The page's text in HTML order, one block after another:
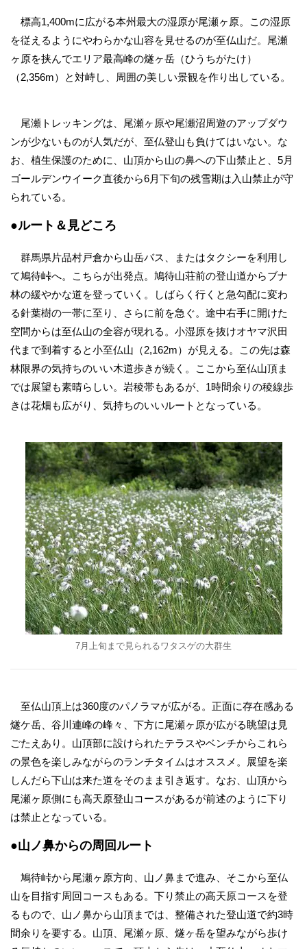
標高1,400mに広がる本州最大の湿原が尾瀬ヶ原。この湿原
を従えるようにやわらかな山容を見せるのが至仏山だ。尾瀬
ヶ原を挟んでエリア最高峰の燧ヶ岳（ひうちがたけ）
（2,356m）と対峙し、周囲の美しい景観を作り出している。
尾瀬トレッキングは、尾瀬ヶ原や尾瀬沼周遊のアップダウ
ンが少ないものが人気だが、至仏登山も負けてはいない。な
お、植生保護のために、山頂から山の鼻への下山禁止と、5月
ゴールデンウイーク直後から6月下旬の残雪期は入山禁止が守
られている。
●ルート＆見どころ
群馬県片品村戸倉から山岳バス、またはタクシーを利用し
て鳩待峠へ。こちらが出発点。鳩待山荘前の登山道からブナ
林の緩やかな道を登っていく。しばらく行くと急勾配に変わ
る針葉樹の一帯に至り、さらに前を急ぐ。途中右手に開けた
空間からは至仏山の全容が現れる。小湿原を抜けオヤマ沢田
代まで到着すると小至仏山（2,162m）が見える。この先は森
林限界の気持ちのいい木道歩きが続く。ここから至仏山頂ま
では展望も素晴らしい。岩稜帯もあるが、1時間余りの稜線歩
きは花畑も広がり、気持ちのいいルートとなっている。
7月上旬まで見られるワタスゲの大群生
至仏山頂上は360度のパノラマが広がる。正面に存在感ある
燧ケ岳、谷川連峰の峰々、下方に尾瀬ヶ原が広がる眺望は見
ごたえあり。山頂部に設けられたテラスやベンチからこれら
の景色を楽しみながらのランチタイムはオススメ。展望を楽
しんだら下山は来た道をそのまま引き返す。なお、山頂から
尾瀬ヶ原側にも高天原登山コースがあるが前述のように下り
は禁止となっている。
●山ノ鼻からの周回ルート
鳩待峠から尾瀬ヶ原方向、山ノ鼻まで進み、そこから至仏
山を目指す周回コースもある。下り禁止の高天原コースを登
るもので、山ノ鼻から山頂までは、整備された登山道で約3時
間余りを要する。山頂、尾瀬ヶ原、燧ヶ岳を望みながら歩け